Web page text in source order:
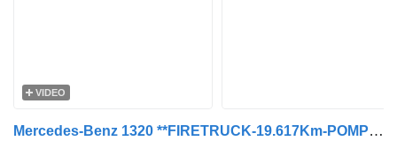
VIDEO
Mercedes-Benz 1320 **FIRETRUCK-19.617Km-POMPIER**